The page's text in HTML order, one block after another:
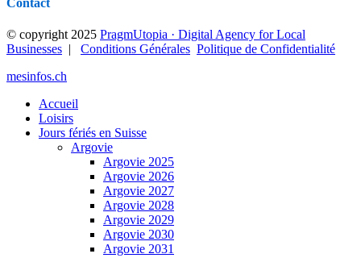
© copyright 2025 PragmUtopia · Digital Agency for Local
Businesses | Conditions Générales Politique de Confidentialité
mesinfos.ch
Accueil
Loisirs
Jours fériés en Suisse
Argovie
Argovie 2025
Argovie 2026
Argovie 2027
Argovie 2028
Argovie 2029
Argovie 2030
Argovie 2031